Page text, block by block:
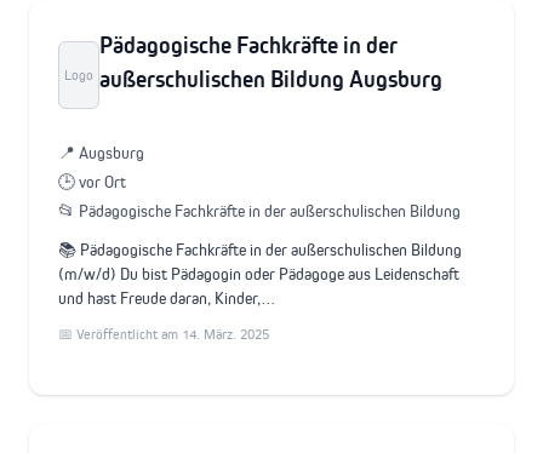
Logo
Pädagogische Fachkräfte in der
außerschulischen Bildung Augsburg
📍 Augsburg
🕒 vor Ort
📂 Pädagogische Fachkräfte in der außerschulischen Bildung
📚 Pädagogische Fachkräfte in der außerschulischen Bildung
(m/w/d) Du bist Pädagogin oder Pädagoge aus Leidenschaft
und hast Freude daran, Kinder,…
📅 Veröffentlicht am 14. März. 2025